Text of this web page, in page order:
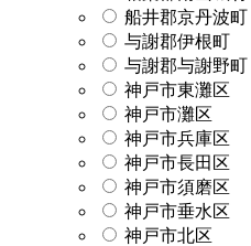
船井郡京丹波町
与謝郡伊根町
与謝郡与謝野町
神戸市東灘区
神戸市灘区
神戸市兵庫区
神戸市長田区
神戸市須磨区
神戸市垂水区
神戸市北区